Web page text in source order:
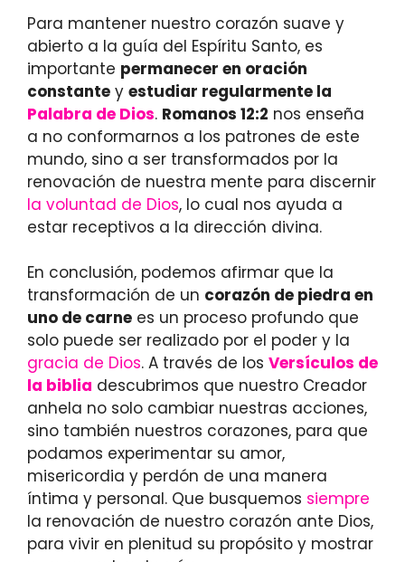
Para mantener nuestro corazón suave y
abierto a la guía del Espíritu Santo, es
importante permanecer en oración
constante y estudiar regularmente la
Palabra de Dios. Romanos 12:2 nos enseña
a no conformarnos a los patrones de este
mundo, sino a ser transformados por la
renovación de nuestra mente para discernir
la voluntad de Dios, lo cual nos ayuda a
estar receptivos a la dirección divina.
En conclusión, podemos afirmar que la
transformación de un corazón de piedra en
uno de carne es un proceso profundo que
solo puede ser realizado por el poder y la
gracia de Dios. A través de los Versículos de
la biblia descubrimos que nuestro Creador
anhela no solo cambiar nuestras acciones,
sino también nuestros corazones, para que
podamos experimentar su amor,
misericordia y perdón de una manera
íntima y personal. Que busquemos siempre
la renovación de nuestro corazón ante Dios,
para vivir en plenitud su propósito y mostrar